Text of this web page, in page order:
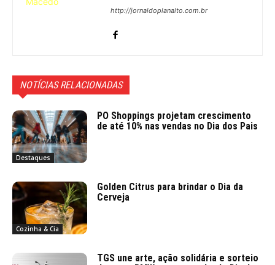
http://jornaldoplanalto.com.br
NOTÍCIAS RELACIONADAS
Destaques
PO Shoppings projetam crescimento
de até 10% nas vendas no Dia dos Pais
Cozinha & Cia
Golden Citrus para brindar o Dia da
Cerveja
TGS une arte, ação solidária e sorteio